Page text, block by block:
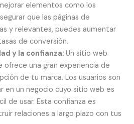
elementos como los
que las páginas de
y relevantes, puedes aumentar
de conversión.
y la confianza:Un sitio web
ofrece una gran experiencia de
de tu marca. Los usuarios son
en un negocio cuyo sitio web es
de usar. Esta confianza es
relaciones a largo plazo con tus